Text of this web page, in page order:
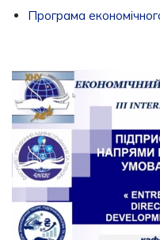
Програма